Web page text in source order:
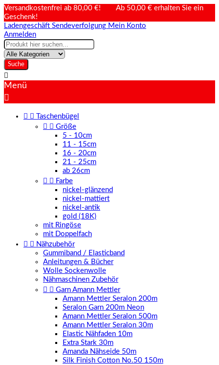
Versandkostenfrei ab 80,00 €! Ab 50,00 € erhalten Sie ein
Geschenk!
Ladengeschäft Sendeverfolgung Mein Konto
Anmelden
Suche

Menü

 
Taschenbügel
  Größe
5 - 10cm
11 - 15cm
16 - 20cm
21 - 25cm
ab 26cm
  Farbe
nickel-glänzend
nickel-mattiert
nickel-antik
gold (18K)
mit Ringöse
mit Doppelfach
  Nähzubehör
Gummiband / Elasticband
Anleitungen & Bücher
Wolle Sockenwolle
Nähmaschinen Zubehör
  Garn Amann Mettler
Amann Mettler Seralon 200m
Seralon Garn 200m Neon
Amann Mettler Seralon 500m
Amann Mettler Seralon 30m
Elastic Nähfaden 10m
Extra Stark 30m
Amanda Nähseide 50m
Silk Finish Cotton No.50 150m